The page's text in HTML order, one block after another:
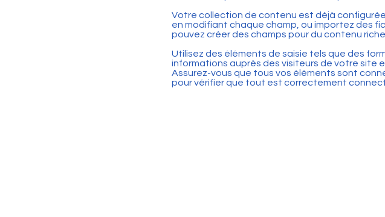
Votre collection de contenu est déjà
en modifiant chaque champ, ou importez des
pouvez créer des champs pour du contenu
Utilisez des éléments de saisie tels que des
informations auprès des visiteurs de votre site
Assurez-vous que tous vos éléments sont
pour vérifier que tout est correctement